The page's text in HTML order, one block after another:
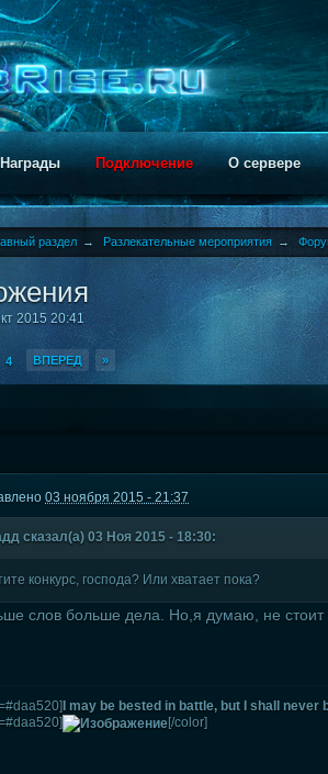
Награды Подключение О сервере
раздел → Разлекательные мероприятия →
2015 20:41
4 ВПЕРЕД »
03 ноября 2015 - 21:37
сказал(а) 03 Ноя 2015 - 18:30:
конкурс, господа? Или хватает пока?
слов больше дела. Но,я думаю, не стоит
I may be bested in battle, but I shall never
[/color]